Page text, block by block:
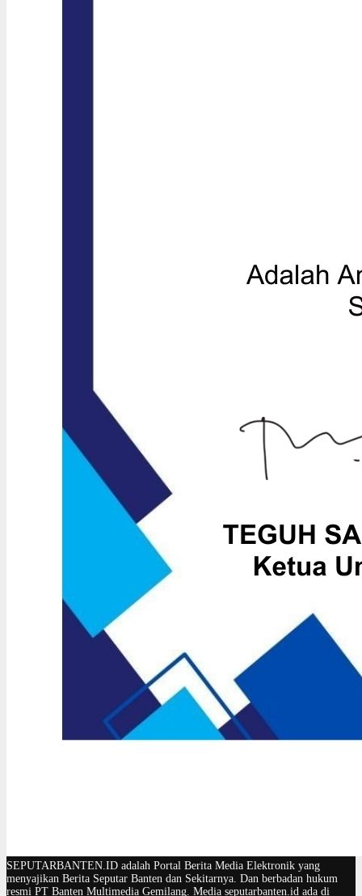
SEPUTARBANTEN.ID adalah Portal Berita Media Elektronik yang
menyajikan Berita Seputar Banten dan Sekitarnya. Dan berbadan hukum
resmi PT Banten Multimedia Gemilang. Media seputarbanten.id ada di